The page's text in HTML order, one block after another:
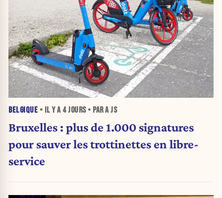
BELGIQUE • IL Y A 4 JOURS• PAR A JS
Bruxelles : plus de 1.000 signatures
pour sauver les trottinettes en libre-
service